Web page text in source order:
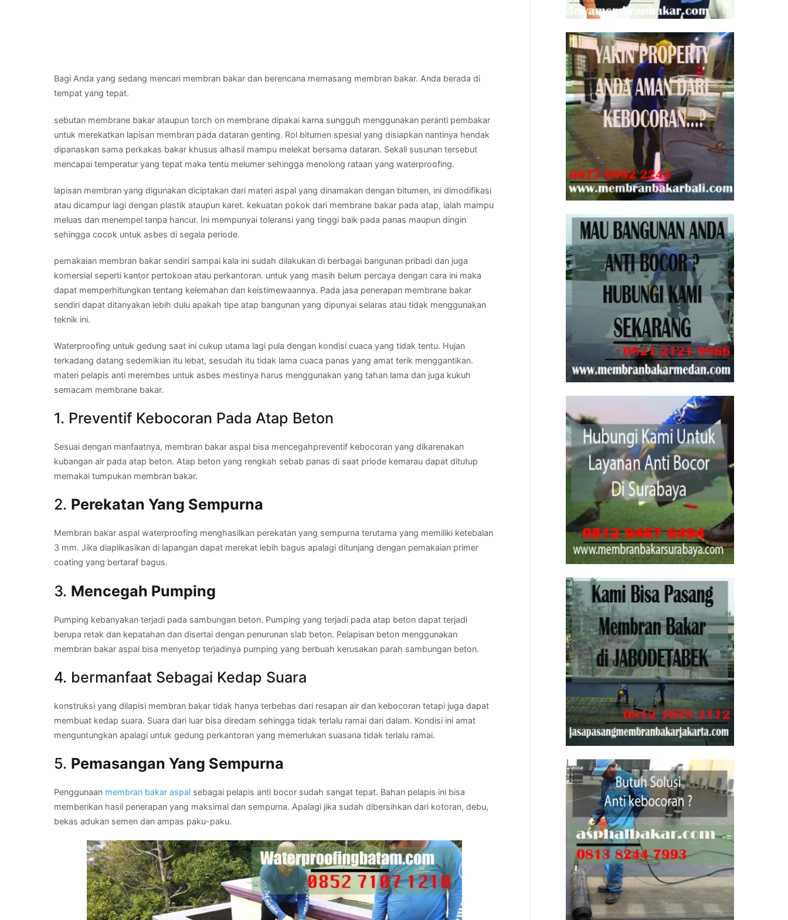
Bagi Anda yang sedang mencari membran bakar dan berencana memasang membran bakar. Anda berada di
tempat yang tepat.
sebutan membrane bakar ataupun torch on membrane dipakai karna sungguh menggunakan peranti pembakar
untuk merekatkan lapisan membran pada dataran genting. Rol bitumen spesial yang disiapkan nantinya hendak
dipanaskan sama perkakas bakar khusus alhasil mampu melekat bersama dataran. Sekali susunan tersebut
mencapai temperatur yang tepat maka tentu melumer sehingga menolong rataan yang waterproofing.
lapisan membran yang digunakan diciptakan dari materi aspal yang dinamakan dengan bitumen, ini dimodifikasi
atau dicampur lagi dengan plastik ataupun karet. kekuatan pokok dari membrane bakar pada atap, ialah mampu
meluas dan menempel tanpa hancur. Ini mempunyai toleransi yang tinggi baik pada panas maupun dingin
sehingga cocok untuk asbes di segala periode.
pemakaian membran bakar sendiri sampai kala ini sudah dilakukan di berbagai bangunan pribadi dan juga
komersial seperti kantor pertokoan atau perkantoran. untuk yang masih belum percaya dengan cara ini maka
dapat memperhitungkan tentang kelemahan dan keistimewaannya. Pada jasa penerapan membrane bakar
sendiri dapat ditanyakan lebih dulu apakah tipe atap bangunan yang dipunyai selaras atau tidak menggunakan
teknik ini.
Waterproofing untuk gedung saat ini cukup utama lagi pula dengan kondisi cuaca yang tidak tentu. Hujan
terkadang datang sedemikian itu lebat, sesudah itu tidak lama cuaca panas yang amat terik menggantikan.
materi pelapis anti merembes untuk asbes mestinya harus menggunakan yang tahan lama dan juga kukuh
semacam membrane bakar.
1. Preventif Kebocoran Pada Atap Beton
Sesuai dengan manfaatnya, membran bakar aspal bisa mencegahpreventif kebocoran yang dikarenakan
kubangan air pada atap beton. Atap beton yang rengkah sebab panas di saat priode kemarau dapat ditutup
memakai tumpukan membran bakar.
2. Perekatan Yang Sempurna
Membran bakar aspal waterproofing menghasilkan perekatan yang sempurna terutama yang memiliki ketebalan
3 mm. Jika diaplikasikan di lapangan dapat merekat lebih bagus apalagi ditunjang dengan pemakaian primer
coating yang bertaraf bagus.
3. Mencegah Pumping
Pumping kebanyakan terjadi pada sambungan beton. Pumping yang terjadi pada atap beton dapat terjadi
berupa retak dan kepatahan dan disertai dengan penurunan slab beton. Pelapisan beton menggunakan
membran bakar aspal bisa menyetop terjadinya pumping yang berbuah kerusakan parah sambungan beton.
4. bermanfaat Sebagai Kedap Suara
konstruksi yang dilapisi membran bakar tidak hanya terbebas dari resapan air dan kebocoran tetapi juga dapat
membuat kedap suara. Suara dari luar bisa diredam sehingga tidak terlalu ramai dari dalam. Kondisi ini amat
menguntungkan apalagi untuk gedung perkantoran yang memerlukan suasana tidak terlalu ramai.
5. Pemasangan Yang Sempurna
Penggunaan membran bakar aspal sebagai pelapis anti bocor sudah sangat tepat. Bahan pelapis ini bisa
memberikan hasil penerapan yang maksimal dan sempurna. Apalagi jika sudah dibersihkan dari kotoran, debu,
bekas adukan semen dan ampas paku-paku.